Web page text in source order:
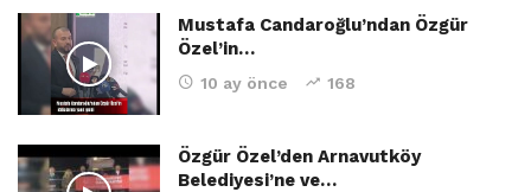
Mustafa Candaroğlu’ndan Özgür
Özel’in…
10 ay önce 168
Özgür Özel’den Arnavutköy
Belediyesi’ne ve…